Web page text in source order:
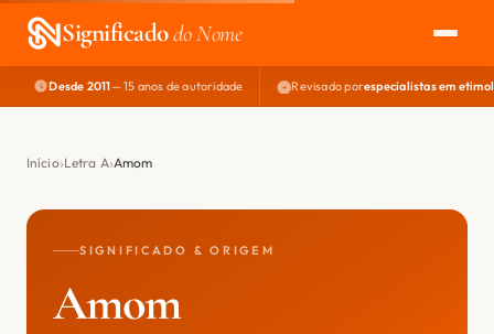
Significadodo Nome
EXPLORAR
NOME PERFEITO
Desde 2011— 15 anos de autoridade Revisado porespecialistas em
Início Letra A Amom
SIGNIFICADO & ORIGEM
Amom